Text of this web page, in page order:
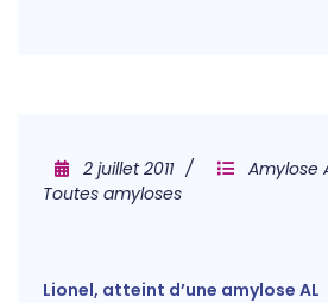
2 juillet 2011 Amylose
Toutes amyloses
Lionel, atteint d’une amylose AL